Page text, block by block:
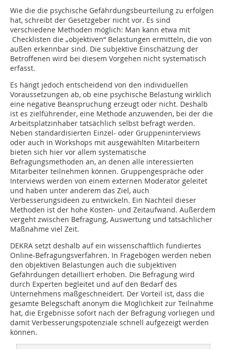
Wie die die psychische Gefährdungsbeurteilung zu erfolgen
hat, schreibt der Gesetzgeber nicht vor. Es sind
verschiedene Methoden möglich: Man kann etwa mit
Checklisten die „objektiven“ Belastungen ermitteln, die von
außen erkennbar sind. Die subjektive Einschätzung der
Betroffenen wird bei diesem Vorgehen nicht systematisch
erfasst.
Es hängt jedoch entscheidend von den individuellen
Voraussetzungen ab, ob eine psychische Belastung wirklich
eine negative Beanspruchung erzeugt oder nicht. Deshalb
ist es zielführender, eine Methode anzuwenden, bei der die
Arbeitsplatzinhaber tatsächlich selbst befragt werden.
Neben standardisierten Einzel- oder Gruppeninterviews
oder auch in Workshops mit ausgewählten Mitarbeitern
bieten sich hier vor allem systematische
Befragungsmethoden an, an denen alle interessierten
Mitarbeiter teilnehmen können. Gruppengespräche oder
Interviews werden von einem externen Moderator geleitet
und haben unter anderem das Ziel, auch
Verbesserungsideen zu entwickeln. Ein Nachteil dieser
Methoden ist der hohe Kosten- und Zeitaufwand. Außerdem
vergeht zwischen Befragung, Auswertung und tatsächlicher
Maßnahme viel Zeit.
DEKRA setzt deshalb auf ein wissenschaftlich fundiertes
Online-Befragungsverfahren. In Fragebögen werden neben
den objektiven Belastungen auch die subjektiven
Gefährdungen detailliert erhoben. Die Befragung wird
durch Experten begleitet und auf den Bedarf des
Unternehmens maßgeschneidert. Der Vorteil ist, dass die
gesamte Belegschaft anonym die Möglichkeit zur Teilnahme
hat, die Ergebnisse sofort nach der Befragung vorliegen und
damit Verbesserungspotenziale schnell aufgezeigt werden
können.